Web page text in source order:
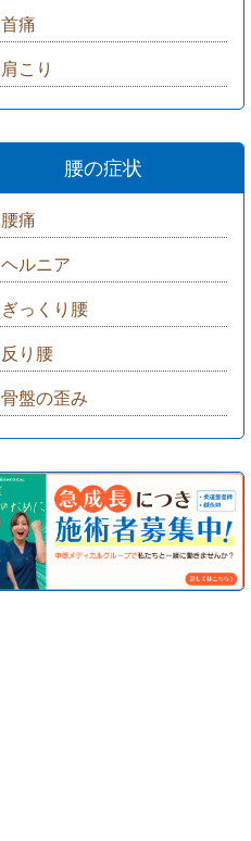
首痛
肩こり
腰の症状
腰痛
ヘルニア
ぎっくり腰
反り腰
骨盤の歪み